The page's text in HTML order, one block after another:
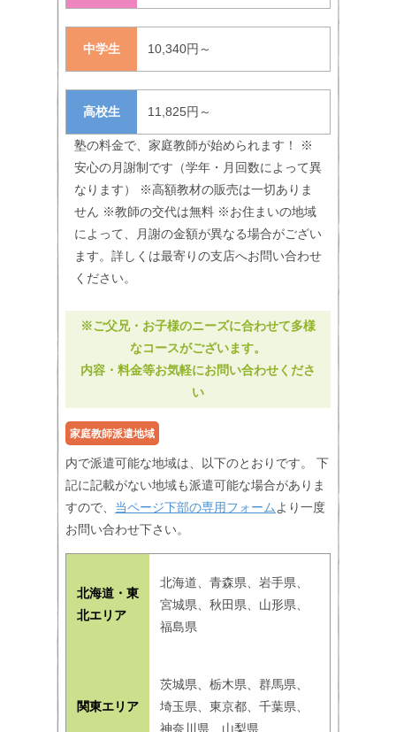
中学生 10,340円～
高校生 11,825円～
塾の料金で、家庭教師が始められます！ ※
安心の月謝制です（学年・月回数によって異
なります） ※高額教材の販売は一切ありま
せん ※教師の交代は無料 ※お住まいの地域
によって、月謝の金額が異なる場合がござい
ます。詳しくは最寄りの支店へお問い合わせ
ください。
※ご父兄・お子様のニーズに合わせて多様
なコースがございます。
内容・料金等お気軽にお問い合わせくださ
い
家庭教師派遣地域
内で派遣可能な地域は、以下のとおりです。 下
記に記載がない地域も派遣可能な場合がありま
すので、 当ページ下部の専用フォーム より一度
お問い合わせ下さい。
北海道・東
北エリア
北海道、青森県、岩手県、
宮城県、秋田県、山形県、
福島県
関東エリア
茨城県、栃木県、群馬県、
埼玉県、東京都、千葉県、
神奈川県、山梨県